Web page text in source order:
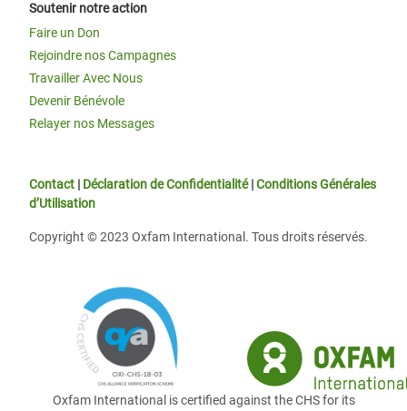
Soutenir notre action
Faire un Don
Rejoindre nos Campagnes
Travailler Avec Nous
Devenir Bénévole
Relayer nos Messages
Contact | Déclaration de Confidentialité|Conditions Générales
d’Utilisation
Copyright © 2023 Oxfam International. Tous droits réservés.
Oxfam International is certified against the CHS for its